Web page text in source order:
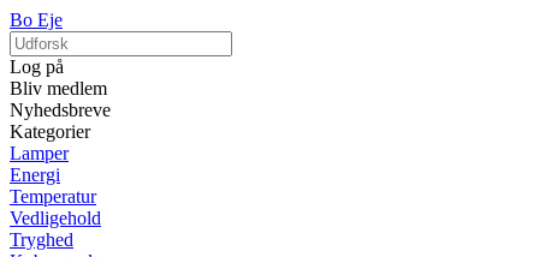
Bo Eje
Log på
Bliv medlem
Nyhedsbreve
Kategorier
Lamper
Energi
Temperatur
Vedligehold
Tryghed